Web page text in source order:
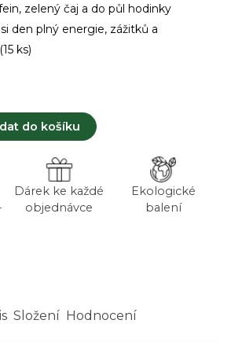
zelený čaj a do půl hodinky
den plný energie, zážitků a
ks)
do košíku
Dárek ke každé
objednávce
Ekologické
balení
Složení Hodnocení